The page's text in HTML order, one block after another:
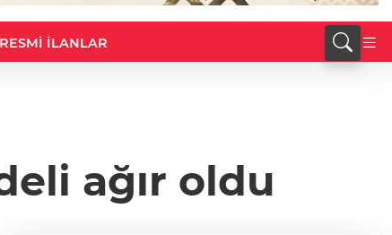
RESMİ İLANLAR
ağır oldu